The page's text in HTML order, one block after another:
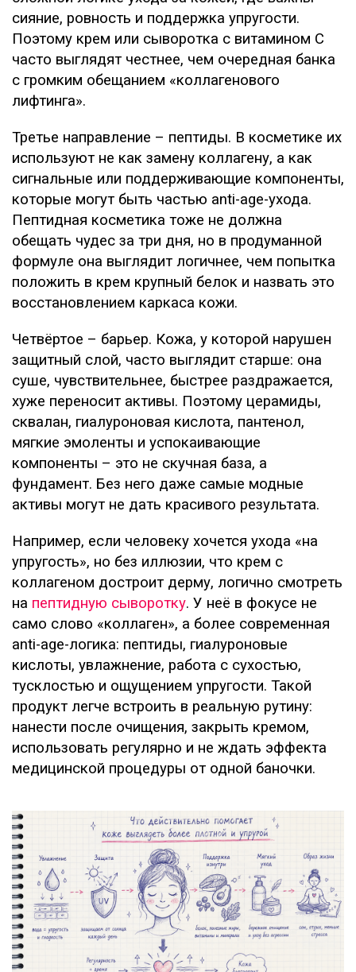
сияние, ровность и поддержка упругости.
Поэтому крем или сыворотка с витамином C
часто выглядят честнее, чем очередная банка
с громким обещанием «коллагенового
лифтинга».
Третье направление – пептиды. В косметике их
используют не как замену коллагену, а как
сигнальные или поддерживающие компоненты,
которые могут быть частью anti-age-ухода.
Пептидная косметика тоже не должна
обещать чудес за три дня, но в продуманной
формуле она выглядит логичнее, чем попытка
положить в крем крупный белок и назвать это
восстановлением каркаса кожи.
Четвёртое – барьер. Кожа, у которой нарушен
защитный слой, часто выглядит старше: она
суше, чувствительнее, быстрее раздражается,
хуже переносит активы. Поэтому церамиды,
сквалан, гиалуроновая кислота, пантенол,
мягкие эмоленты и успокаивающие
компоненты – это не скучная база, а
фундамент. Без него даже самые модные
активы могут не дать красивого результата.
Например, если человеку хочется ухода «на
упругость», но без иллюзии, что крем с
коллагеном достроит дерму, логично смотреть
на пептидную сыворотку. У неё в фокусе не
само слово «коллаген», а более современная
anti-age-логика: пептиды, гиалуроновые
кислоты, увлажнение, работа с сухостью,
тусклостью и ощущением упругости. Такой
продукт легче встроить в реальную рутину:
нанести после очищения, закрыть кремом,
использовать регулярно и не ждать эффекта
медицинской процедуры от одной баночки.